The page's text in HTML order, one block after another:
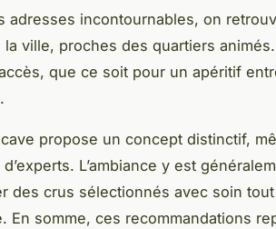
adresses incontournables, on
ville, proches des quartiers
que ce soit pour un apéritif
propose un concept distinctif,
L’ambiance y est
des crus sélectionnés avec soin
En somme, ces recommandations